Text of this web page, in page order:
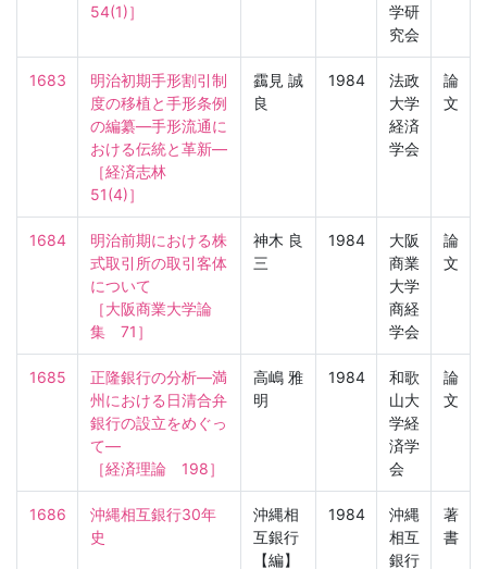
54(1)］
学研
究会
1683
明治初期手形割引制
度の移植と手形条例
の編纂—手形流通に
おける伝統と革新—
［経済志林
51(4)］
靎見 誠
良
1984
法政
大学
経済
学会
論
文
1684
明治前期における株
式取引所の取引客体
について
［大阪商業大学論
集　71］
神木 良
三
1984
大阪
商業
大学
商経
学会
論
文
1685
正隆銀行の分析—満
州における日清合弁
銀行の設立をめぐっ
て—
［経済理論　198］
高嶋 雅
明
1984
和歌
山大
学経
済学
会
論
文
1686
沖縄相互銀行30年
史
沖縄相
互銀行
【編】
1984
沖縄
相互
銀行
著
書